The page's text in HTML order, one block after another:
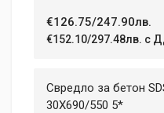
€126.75/247.90лв.
€152.10/297.48лв. с
Свредло за бетон
30X690/550 5*